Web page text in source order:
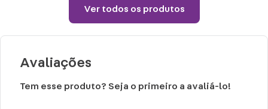
deixe pelo menos 1,5cm de espaço para
poder fechar o copo.
quebrar o produto.
Não é a prova de pequenos vazamentos,
Ver todos os produtos
Avaliações
Tem esse produto? Seja o primeiro a avaliá-lo!